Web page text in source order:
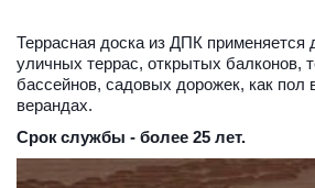
Террасная доска из ДПК применяется
уличных террас, открытых балконов,
бассейнов, садовых дорожек, как пол
верандах.
Срок службы - более 25 лет.